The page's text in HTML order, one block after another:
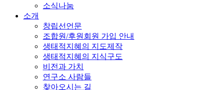
소식나눔
소개
창립선언문
조합원/후원회원 가입 안내
생태적지혜의 지도제작
생태적지혜의 지식구도
비전과 가치
연구소 사람들
찾아오시는 길